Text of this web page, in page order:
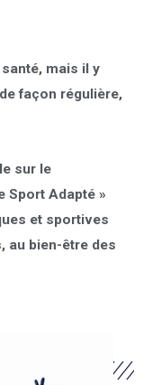
mais il y
de façon régulière,
sur le
Sport Adapté »
et sportives
au bien-être des